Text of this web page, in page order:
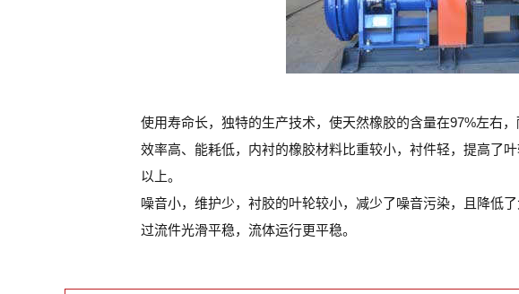
使用寿命长，独特的生产技术，使天然橡胶的含量在97%左右
效率高、能耗低，内衬的橡胶材料比重较小，衬件轻，提高了
以上。
噪音小，维护少，衬胶的叶轮较小，减少了噪音污染，且降低
过流件光滑平稳，流体运行更平稳。